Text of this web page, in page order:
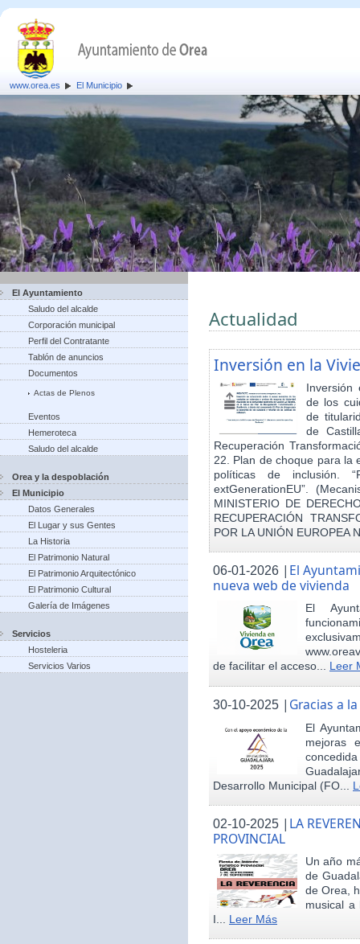
www.orea.es El Municipio
El Ayuntamiento
Saludo del alcalde
Corporación municipal
Perfil del Contratante
Tablón de anuncios
Documentos
Actas de Plenos
Eventos
Hemeroteca
Saludo del alcalde
Orea y la despoblación
El Municipio
Datos Generales
El Lugar y sus Gentes
La Historia
El Patrimonio Natural
El Patrimonio Arquitectónico
El Patrimonio Cultural
Galería de Imágenes
Servicios
Hosteleria
Servicios Varios
Actualidad
Inversión en la
Inversión
de los
de
de
Recuperación
22. Plan de choque para la
políticas de inclusión.
extGenerationEU”.
MINISTERIO DE
RECUPERACIÓN
POR LA UNIÓN EUROPEA
06-01-2026 | El
nueva web de vivienda
El
de facilitar el acceso... Leer
30-10-2025 | Gracias a
El
mejoras
Desarrollo Municipal (FO...
02-10-2025 | LA
PROVINCIAL
Un año
de
de Orea,
musical a
I... Leer Más